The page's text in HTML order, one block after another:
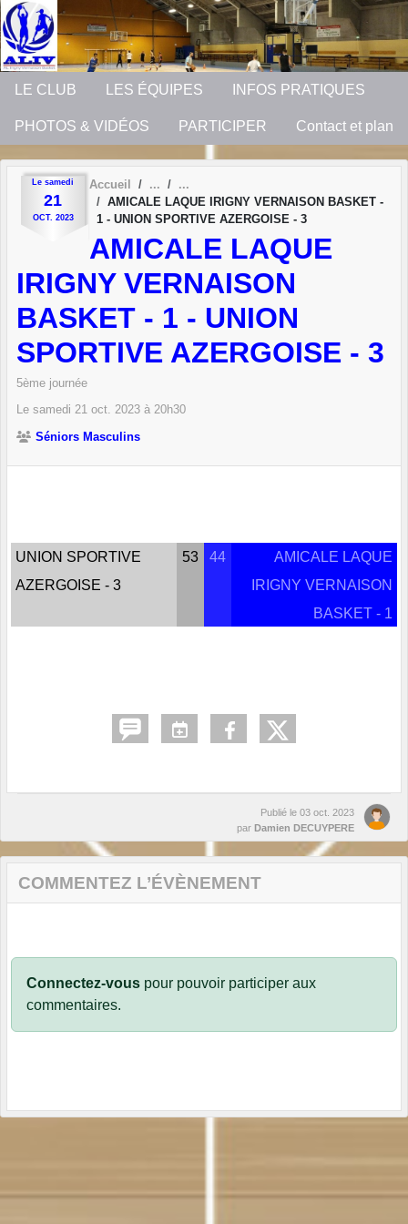
LE CLUB LES ÉQUIPES INFOS PRATIQUES
PHOTOS & VIDÉOS PARTICIPER Contact et plan
Le samedi
21
OCT. 2023
Accueil
AMICALE LAQUE IRIGNY VERNAISON BASKET -
1 - UNION SPORTIVE AZERGOISE - 3
AMICALE LAQUE
IRIGNY VERNAISON
BASKET - 1 - UNION
SPORTIVE AZERGOISE - 3
5ème journée
Le samedi 21 oct. 2023 à 20h30
Séniors Masculins
UNION SPORTIVE
AZERGOISE - 3
53 44
AMICALE LAQUE
IRIGNY VERNAISON
BASKET - 1
Publié le 03 oct. 2023
par Damien DECUYPERE
COMMENTEZ L’ÉVÈNEMENT
Connectez-vous pour pouvoir participer aux
commentaires.
Panneau de gestion des cookies